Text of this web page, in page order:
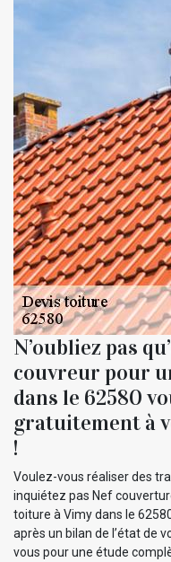
N’oubliez pas
couvreur pour
dans le 62580
gratuitement à
!
Voulez-vous réaliser des
inquiétez pas Nef
toiture à Vimy dans le
après un bilan de l’état de
vous pour une étude